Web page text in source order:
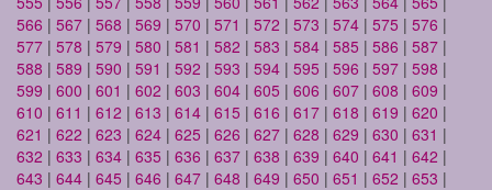
566 | 567 | 568 | 569 | 570 | 571 | 572 | 573 | 574 | 575 | 576 |
577 | 578 | 579 | 580 | 581 | 582 | 583 | 584 | 585 | 586 | 587 |
588 | 589 | 590 | 591 | 592 | 593 | 594 | 595 | 596 | 597 | 598 |
599 | 600 | 601 | 602 | 603 | 604 | 605 | 606 | 607 | 608 | 609 |
610 | 611 | 612 | 613 | 614 | 615 | 616 | 617 | 618 | 619 | 620 |
621 | 622 | 623 | 624 | 625 | 626 | 627 | 628 | 629 | 630 | 631 |
632 | 633 | 634 | 635 | 636 | 637 | 638 | 639 | 640 | 641 | 642 |
643 | 644 | 645 | 646 | 647 | 648 | 649 | 650 | 651 | 652 | 653 |